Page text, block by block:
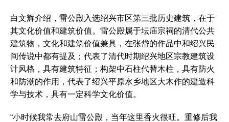
白文辉介绍，雷公殿入选绍兴市区第三批历史建筑，在于
其文化价值和建筑价值。雷公殿属于坛庙宗祠的清代公共
建筑物，文化和建筑价值兼具，在张岱的作品中和绍兴民
间传说中都有提及；代表了清代时期绍兴地区宗教建筑设
计风格，具有建筑特征；构架中石柱代替木柱，具有防火
和防潮的作用，代表了绍兴平原水乡地区大木作的建造科
学与技术，具有一定科学文化价值。
“小时候我常去府山雷公殿，当年这里香火很旺。重修后我